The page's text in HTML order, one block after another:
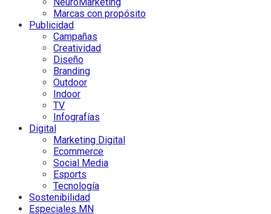
Marcas con propósito
Publicidad
Campañas
Creatividad
Diseño
Branding
Outdoor
Indoor
TV
Infografías
Digital
Marketing Digital
Ecommerce
Social Media
Esports
Tecnología
Sostenibilidad
Especiales MN